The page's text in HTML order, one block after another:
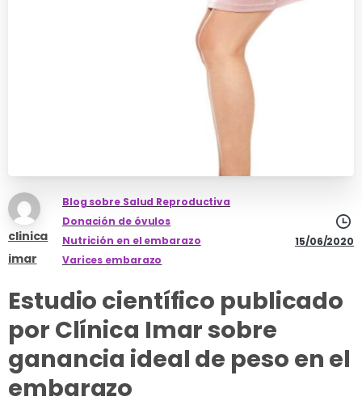
clinica
imar
Blog sobre Salud Reproductiva
Donación de óvulos
Nutrición en el embarazo
Varices embarazo
15/06/2020
Estudio científico publicado
por Clínica Imar sobre
ganancia ideal de peso en el
embarazo